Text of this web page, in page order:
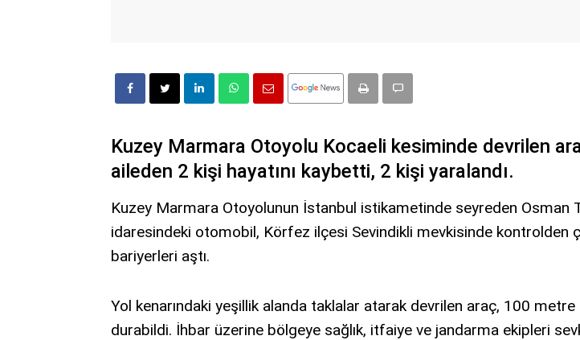
Kuzey Marmara Otoyolu Kocaeli kesiminde devrilen
aileden 2 kişi hayatını kaybetti, 2 kişi yaralandı.
Kuzey Marmara Otoyolunun İstanbul istikametinde seyreden Osman
idaresindeki otomobil, Körfez ilçesi Sevindikli mevkisinde kontrolden
bariyerleri aştı.
Yol kenarındaki yeşillik alanda taklalar atarak devrilen araç, 100
durabildi. İhbar üzerine bölgeye sağlık, itfaiye ve jandarma ekipleri